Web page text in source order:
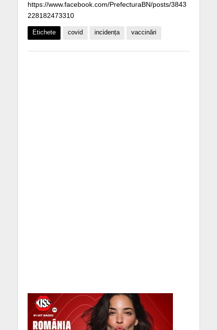
https://www.facebook.com/PrefecturaBN/posts/3843
228182473310
Etichete covid incidența vaccinări